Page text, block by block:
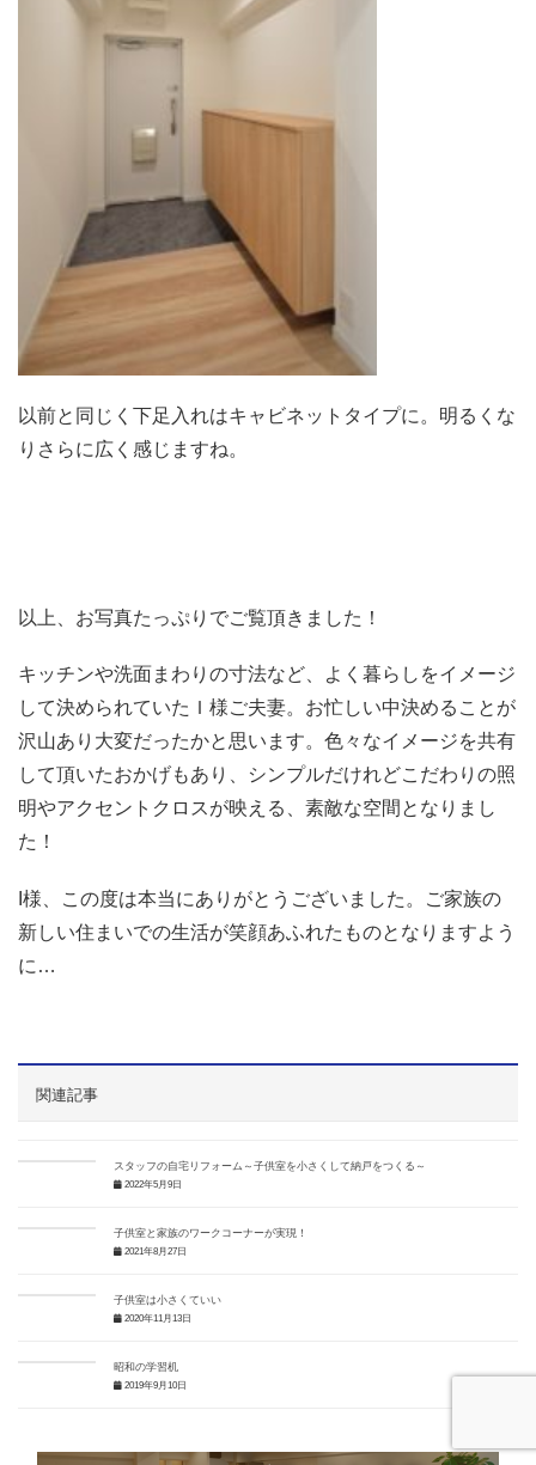
以前と同じく下足入れはキャビネットタイプに。明るくな
りさらに広く感じますね。
以上、お写真たっぷりでご覧頂きました！
キッチンや洗面まわりの寸法など、よく暮らしをイメージ
して決められていたＩ様ご夫妻。お忙しい中決めることが
沢山あり大変だったかと思います。色々なイメージを共有
して頂いたおかげもあり、シンプルだけれどこだわりの照
明やアクセントクロスが映える、素敵な空間となりまし
た！
I様、この度は本当にありがとうございました。ご家族の
新しい住まいでの生活が笑顔あふれたものとなりますよう
に…
関連記事
スタッフの自宅リフォーム～子供室を小さくして納戸をつくる～
2022年5月9日
子供室と家族のワークコーナーが実現！
2021年8月27日
子供室は小さくていい
2020年11月13日
昭和の学習机
2019年9月10日